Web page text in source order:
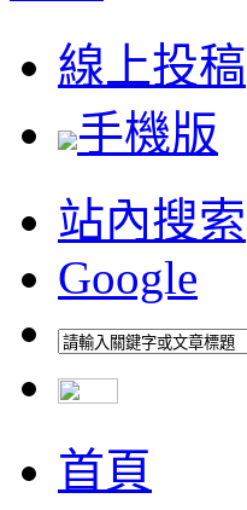
線上投稿
手機版
站內搜索
Google
首頁